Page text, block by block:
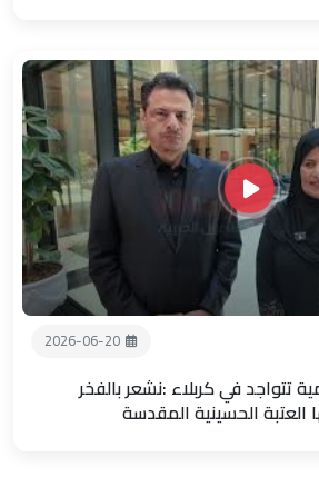
2026-06-20
تتواجد في كربلاء :نشعر بالفخر
العتبة الحسينية المقدسة